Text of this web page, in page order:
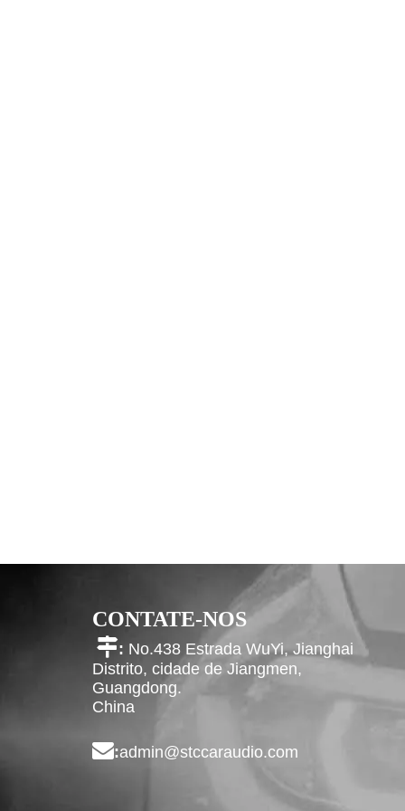
CONTATE-NOS
: No.438 Estrada WuYi, Jianghai
Distrito, cidade de Jiangmen,
Guangdong.
China
:admin@stccaraudio.com